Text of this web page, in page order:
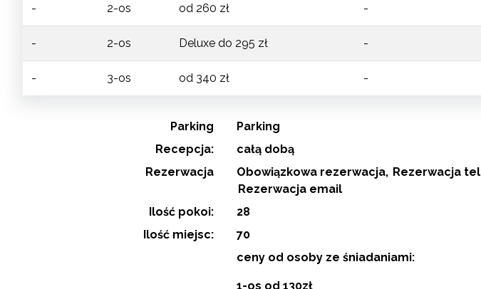
- 2-os od 260 zł -
- 2-os Deluxe do 295 zł -
- 3-os od 340 zł -
Parking
Parking
Recepcja:
całą dobą
Rezerwacja
Obowiązkowa rezerwacja Rezerwacja tel
Rezerwacja email
Ilość pokoi:
28
Ilość miejsc:
70
ceny od osoby ze śniadaniami:
1-os od 130zł